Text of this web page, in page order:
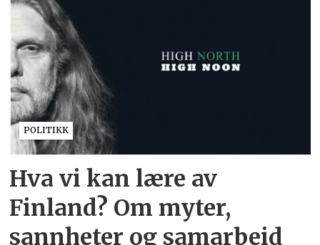
POLITIKK
Hva vi kan lære av
Finland? Om myter,
sannheter og samarbeid